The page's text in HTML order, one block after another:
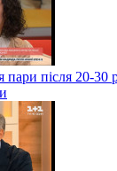
пари після 20-30